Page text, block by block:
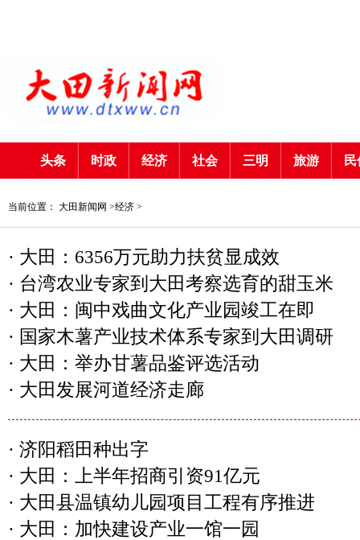
头条 时政 经济 社会 三明 旅游
当前位置： 大田新闻网 >经济 >
· 大田：6356万元助力扶贫显成效
· 台湾农业专家到大田考察选育的甜玉米
· 大田：闽中戏曲文化产业园竣工在即
· 国家木薯产业技术体系专家到大田调研
· 大田：举办甘薯品鉴评选活动
· 大田发展河道经济走廊
· 济阳稻田种出字
· 大田：上半年招商引资91亿元
· 大田县温镇幼儿园项目工程有序推进
· 大田：加快建设产业一馆一园